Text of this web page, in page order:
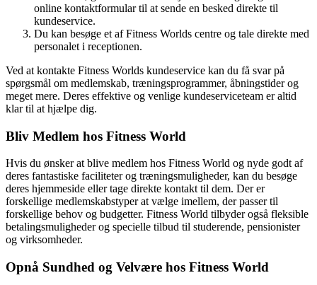
online kontaktformular til at sende en besked direkte til
kundeservice.
Du kan besøge et af Fitness Worlds centre og tale direkte med
personalet i receptionen.
Ved at kontakte Fitness Worlds kundeservice kan du få svar på
spørgsmål om medlemskab, træningsprogrammer, åbningstider og
meget mere. Deres effektive og venlige kundeserviceteam er altid
klar til at hjælpe dig.
Bliv Medlem hos Fitness World
Hvis du ønsker at blive medlem hos Fitness World og nyde godt af
deres fantastiske faciliteter og træningsmuligheder, kan du besøge
deres hjemmeside eller tage direkte kontakt til dem. Der er
forskellige medlemskabstyper at vælge imellem, der passer til
forskellige behov og budgetter. Fitness World tilbyder også fleksible
betalingsmuligheder og specielle tilbud til studerende, pensionister
og virksomheder.
Opnå Sundhed og Velvære hos Fitness World